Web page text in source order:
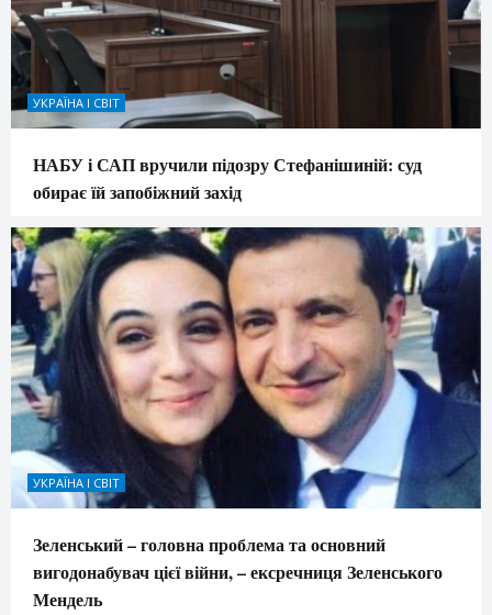
УКРАЇНА І СВІТ
НАБУ і САП вручили підозру Стефанішиній: суд
обирає їй запобіжний захід
УКРАЇНА І СВІТ
Зеленський – головна проблема та основний
вигодонабувач цієї війни, – ексречниця Зеленського
Мендель